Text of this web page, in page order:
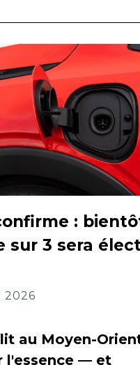
:
sur 3 sera
au Moyen-
l'essence — et